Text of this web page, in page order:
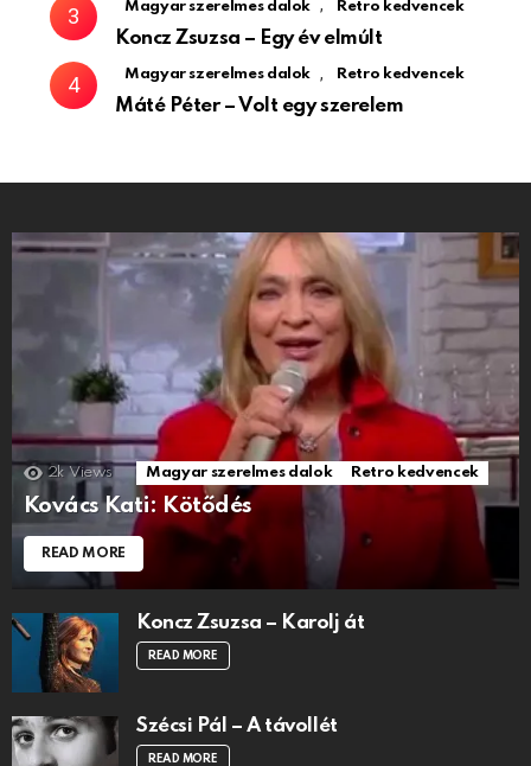
Magyar szerelmes dalok , Retro kedvencek
Koncz Zsuzsa – Egy év elmúlt
Magyar szerelmes dalok , Retro kedvencek
Máté Péter – Volt egy szerelem
2k Views Magyar szerelmes dalok Retro kedvencek
Kovács Kati: Kötődés
READ MORE
Koncz Zsuzsa – Karolj át
READ MORE
Szécsi Pál – A távollét
READ MORE